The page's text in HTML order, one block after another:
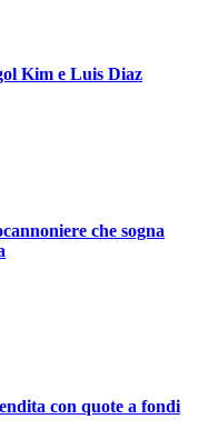
Kim e Luis Diaz
che sogna
con quote a fondi